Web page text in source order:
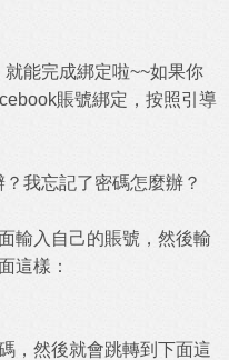
能完成綁定啦~~如果你
賬號綁定，按照引導
我忘記了密碼怎麼辦？
輸入自己的賬號，然後輸
這樣：
，然後就會跳轉到下面這